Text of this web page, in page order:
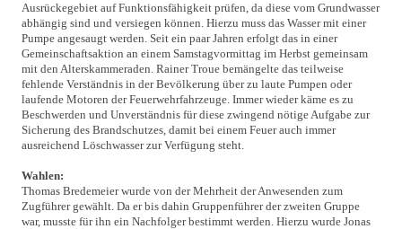
Ausrückegebiet auf Funktionsfähigkeit prüfen, da diese vom Grundwasser
abhängig sind und versiegen können. Hierzu muss das Wasser mit einer
Pumpe angesaugt werden. Seit ein paar Jahren erfolgt das in einer
Gemeinschaftsaktion an einem Samstagvormittag im Herbst gemeinsam
mit den Alterskammeraden. Rainer Troue bemängelte das teilweise
fehlende Verständnis in der Bevölkerung über zu laute Pumpen oder
laufende Motoren der Feuerwehrfahrzeuge. Immer wieder käme es zu
Beschwerden und Unverständnis für diese zwingend nötige Aufgabe zur
Sicherung des Brandschutzes, damit bei einem Feuer auch immer
ausreichend Löschwasser zur Verfügung steht.
Wahlen:
Thomas Bredemeier wurde von der Mehrheit der Anwesenden zum
Zugführer gewählt. Da er bis dahin Gruppenführer der zweiten Gruppe
war, musste für ihn ein Nachfolger bestimmt werden. Hierzu wurde Jonas